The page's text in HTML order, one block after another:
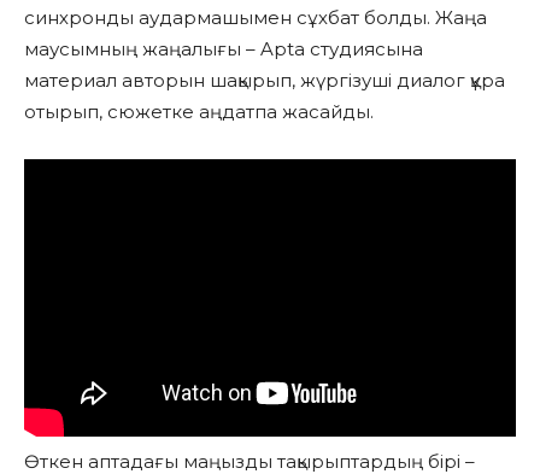
синхронды аудармашымен сұхбат болды. Жаңа
маусымның жаңалығы – Apta студиясына
материал авторын шақырып, жүргізуші диалог құра
отырып, сюжетке аңдатпа жасайды.
Өткен аптадағы маңызды тақырыптардың бірі –